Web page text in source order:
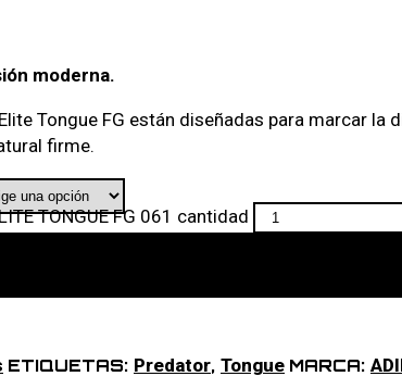
moderna.
Tongue FG están diseñadas para marcar
firme.
TONGUE FG 061 cantidad
ETIQUETAS: Predator, Tongue MARCA: